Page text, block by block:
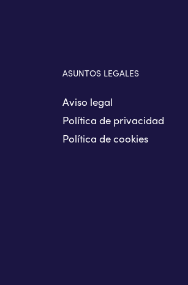
ASUNTOS LEGALES
Aviso legal
Política de privacidad
Política de cookies